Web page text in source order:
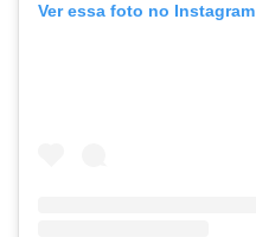
Ver essa foto no Instagram